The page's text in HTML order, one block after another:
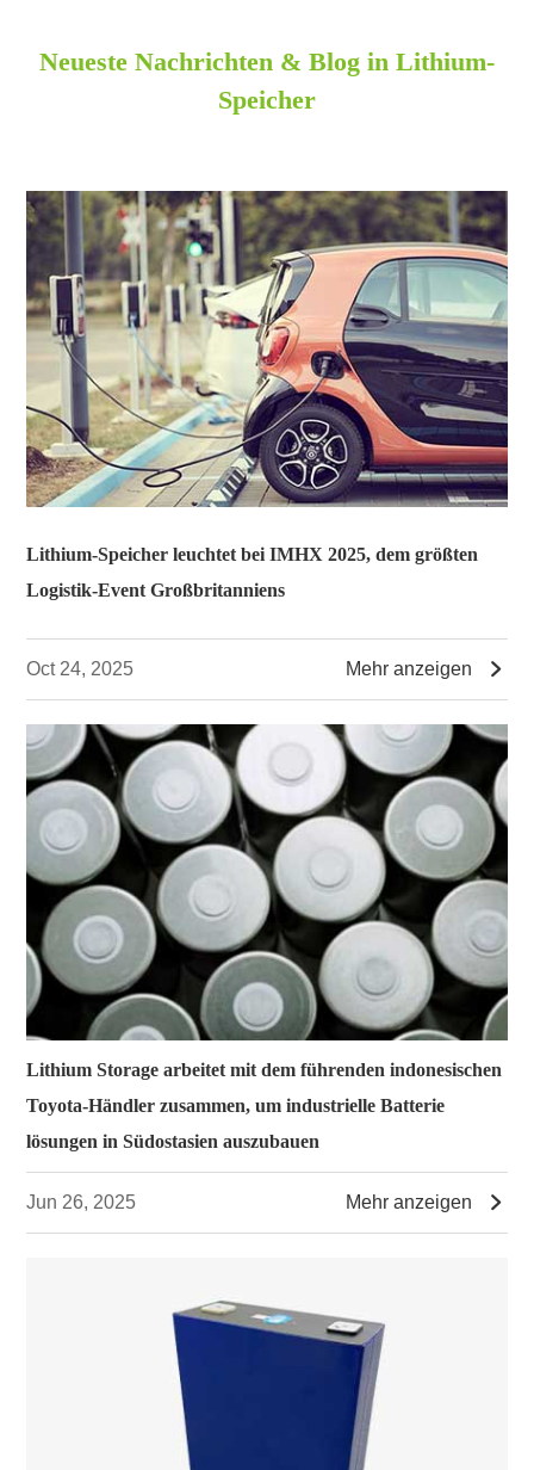
Neueste Nachrichten & Blog in Lithium-
Speicher
Lithium-Speicher leuchtet bei IMHX 2025, dem größten
Logistik-Event Großbritanniens
Oct 24, 2025 Mehr anzeigen 
Lithium Storage arbeitet mit dem führenden indonesischen
Toyota-Händler zusammen, um industrielle Batterie
lösungen in Südostasien auszubauen
Jun 26, 2025 Mehr anzeigen 